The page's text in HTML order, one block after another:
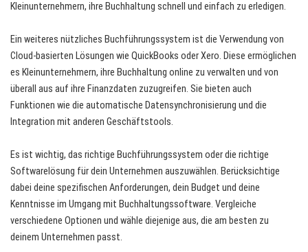
Kleinunternehmern, ihre Buchhaltung schnell und einfach zu erledigen.
Ein weiteres nützliches Buchführungssystem ist die Verwendung von
Cloud-basierten Lösungen wie QuickBooks oder Xero. Diese ermöglichen
es Kleinunternehmern, ihre Buchhaltung online zu verwalten und von
überall aus auf ihre Finanzdaten zuzugreifen. Sie bieten auch
Funktionen wie die automatische Datensynchronisierung und die
Integration mit anderen Geschäftstools.
Es ist wichtig, das richtige Buchführungssystem oder die richtige
Softwarelösung für dein Unternehmen auszuwählen. Berücksichtige
dabei deine spezifischen Anforderungen, dein Budget und deine
Kenntnisse im Umgang mit Buchhaltungssoftware. Vergleiche
verschiedene Optionen und wähle diejenige aus, die am besten zu
deinem Unternehmen passt.